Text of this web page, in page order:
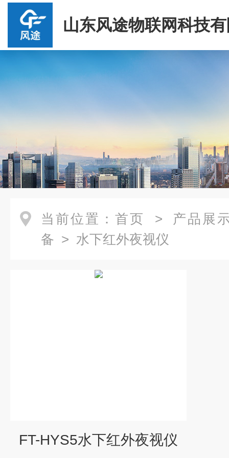
山东风途物联网科技
当前位置： 首页 > 产品展
备 > 水下红外夜视仪
FT-HYS5水下红外夜视仪